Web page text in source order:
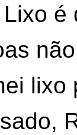
Lixo é
lixo